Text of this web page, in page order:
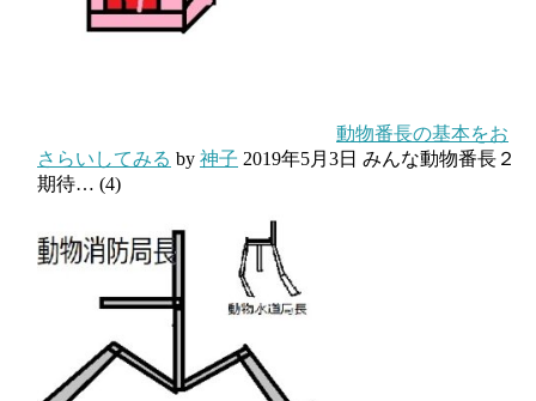
動物番長の基本をお
さらいしてみる by 神子 2019年5月3日 みんな動物番長２
期待… (4)